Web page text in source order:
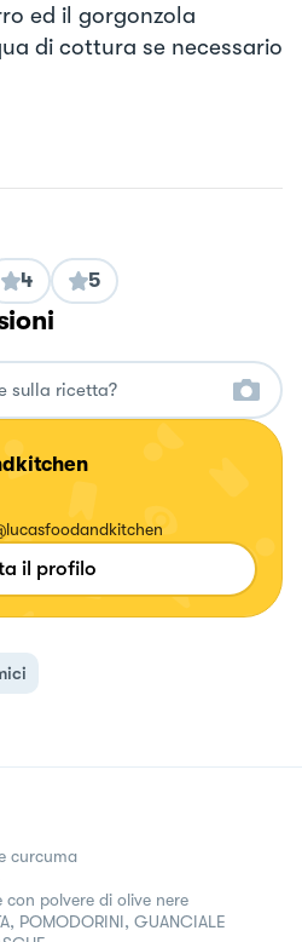
ed il gorgonzola
di cottura se necessario
4 5
il profilo
curcuma
polvere di olive nere
POMODORINI, GUANCIALE